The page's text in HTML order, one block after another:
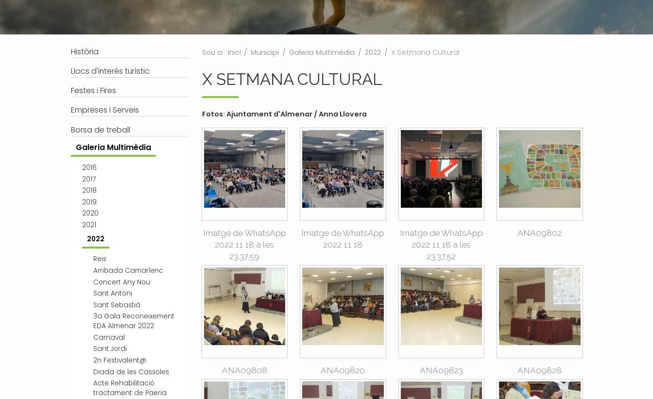
Processos selectius
Bústia de suggeriments
Salut
Jutjat de Pau i Registre Civil
Navegació
Història
Llocs d'interés turístic
Festes i Fires
Empreses i Serveis
Borsa de treball
Galeria Multimèdia
2016
2017
2018
2019
2020
2021
2022
Reis
Arribada Camarlenc
Concert Any Nou
Sant Antoni
Sant Sebastià
3a Gala Reconeixement
EDA Almenar 2022
Carnaval
Sant Jordi
2n Festivalent@
Diada de les Cassoles
Acte Rehabilitació
tractament de Paeria
Sou a: Inici / Municipi / Galeria Multimèdia / 2022 / X Setmana Cultural
X SETMANA CULTURAL
Fotos: Ajuntament d'Almenar / Anna Llovera
Imatge de WhatsApp
2022 11 18 a les
23.37.59
Imatge de WhatsApp
2022 11 18
Imatge de WhatsApp
2022 11 18 a les
23.37.52
ANA09802
ANA09808 ANA09820 ANA09823 ANA09828